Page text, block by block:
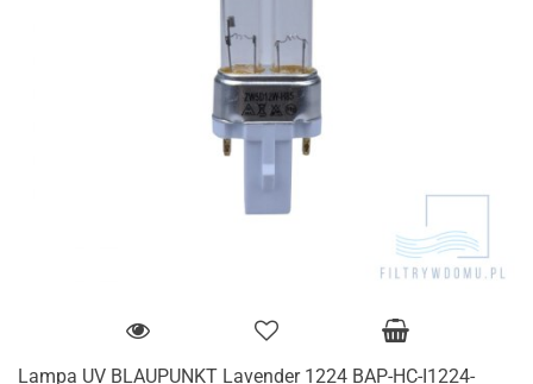
Lampa UV BLAUPUNKT Lavender 1224 BAP-HC-I1224-